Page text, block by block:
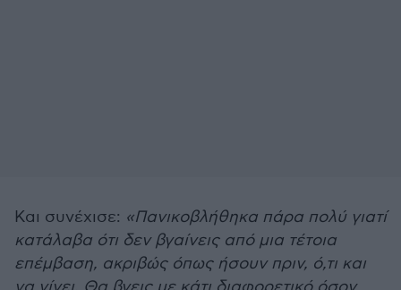
Και συνέχισε: «Πανικοβλήθηκα πάρα πολύ γιατί
κατάλαβα ότι δεν βγαίνεις από μια τέτοια
επέμβαση, ακριβώς όπως ήσουν πριν, ό,τι και